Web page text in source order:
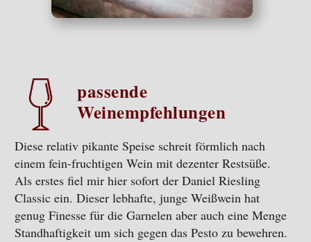
passende
Weinempfehlungen
Diese relativ pikante Speise schreit förmlich nach
einem fein-fruchtigen Wein mit dezenter Restsüße.
Als erstes fiel mir hier sofort der Daniel Riesling
Classic ein. Dieser lebhafte, junge Weißwein hat
genug Finesse für die Garnelen aber auch eine Menge
Standhaftigkeit um sich gegen das Pesto zu bewehren.